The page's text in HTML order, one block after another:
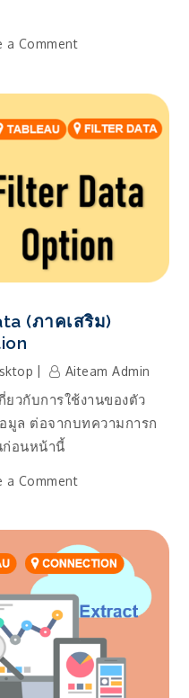
a Commenton
วงกลม
Chart)
และ
การ
คำนวณ
of
ให้
กราฟ
Pie
(ภาคเสริม)
Aiteam Admin
วกับการใช้งานของตัว
มูล ต่อจากบทความการก
ก่อนหน้านี้
a Commenton
ข้อมูล
Filter
(ภาค
อธิบาย
การ